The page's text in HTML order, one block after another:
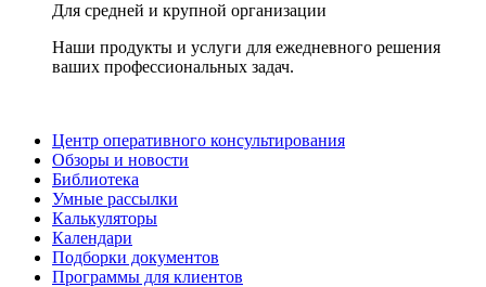
Для средней и крупной организации
Наши продукты и услуги для ежедневного решения
ваших профессиональных задач.
Центр оперативного консультирования
Обзоры и новости
Библиотека
Умные рассылки
Калькуляторы
Календари
Подборки документов
Программы для клиентов